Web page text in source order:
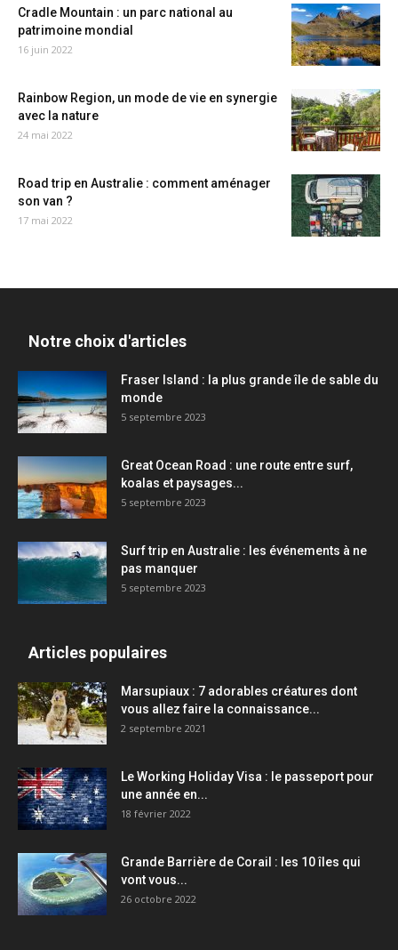
Cradle Mountain : un parc national au
patrimoine mondial
16 juin 2022
Rainbow Region, un mode de vie en synergie
avec la nature
24 mai 2022
Road trip en Australie : comment aménager
son van ?
17 mai 2022
Notre choix d'articles
Fraser Island : la plus grande île de sable du
monde
5 septembre 2023
Great Ocean Road : une route entre surf,
koalas et paysages...
5 septembre 2023
Surf trip en Australie : les événements à ne
pas manquer
5 septembre 2023
Articles populaires
Marsupiaux : 7 adorables créatures dont
vous allez faire la connaissance...
2 septembre 2021
Le Working Holiday Visa : le passeport pour
une année en...
18 février 2022
Grande Barrière de Corail : les 10 îles qui
vont vous...
26 octobre 2022